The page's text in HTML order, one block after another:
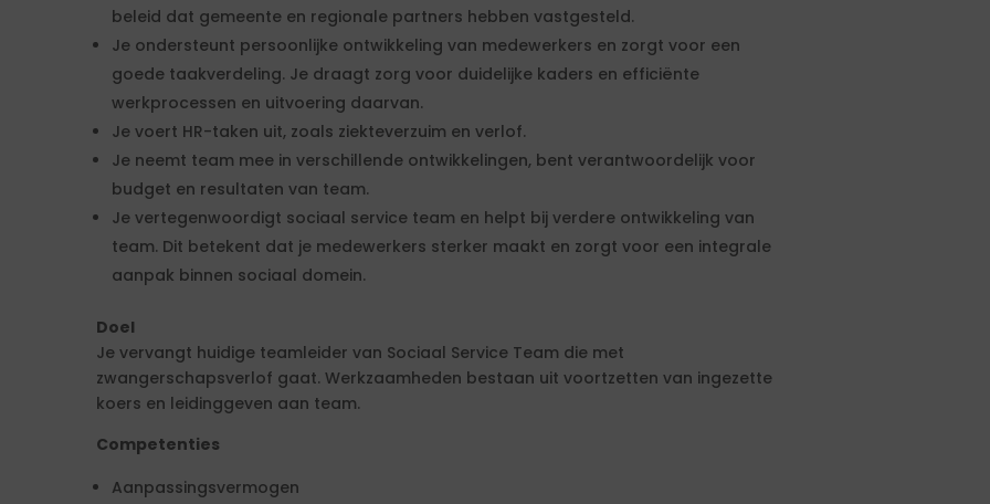
beleid dat gemeente en regionale partners hebben vastgesteld.
Je ondersteunt persoonlijke ontwikkeling van medewerkers en zorgt voor een
goede taakverdeling. Je draagt zorg voor duidelijke kaders en efficiënte
werkprocessen en uitvoering daarvan.
Je voert HR-taken uit, zoals ziekteverzuim en verlof.
Je neemt team mee in verschillende ontwikkelingen, bent verantwoordelijk voor
budget en resultaten van team.
Je vertegenwoordigt sociaal service team en helpt bij verdere ontwikkeling van
team. Dit betekent dat je medewerkers sterker maakt en zorgt voor een integrale
aanpak binnen sociaal domein.
Doel
Je vervangt huidige teamleider van Sociaal Service Team die met
zwangerschapsverlof gaat. Werkzaamheden bestaan uit voortzetten van ingezette
koers en leidinggeven aan team.
Competenties
Aanpassingsvermogen